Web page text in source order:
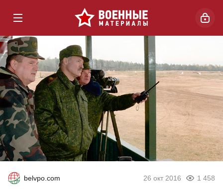
belvpo.com 26 окт 2016 1 458